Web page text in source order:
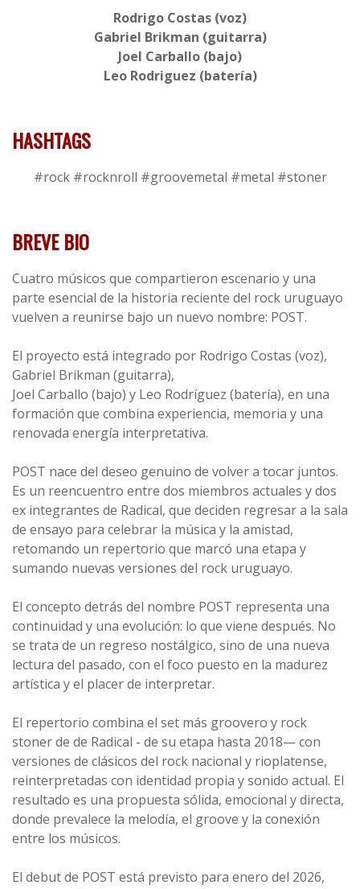
Rodrigo Costas (voz)
Gabriel Brikman (guitarra)
Joel Carballo (bajo)
Leo Rodriguez (batería)
HASHTAGS
#rock #rocknroll #groovemetal #metal #stoner
BREVE BIO
Cuatro músicos que compartieron escenario y una
parte esencial de la historia reciente del rock uruguayo
vuelven a reunirse bajo un nuevo nombre: POST.
El proyecto está integrado por Rodrigo Costas (voz),
Gabriel Brikman (guitarra),
Joel Carballo (bajo) y Leo Rodríguez (batería), en una
formación que combina experiencia, memoria y una
renovada energía interpretativa.
POST nace del deseo genuino de volver a tocar juntos.
Es un reencuentro entre dos miembros actuales y dos
ex integrantes de Radical, que deciden regresar a la sala
de ensayo para celebrar la música y la amistad,
retomando un repertorio que marcó una etapa y
sumando nuevas versiones del rock uruguayo.
El concepto detrás del nombre POST representa una
continuidad y una evolución: lo que viene después. No
se trata de un regreso nostálgico, sino de una nueva
lectura del pasado, con el foco puesto en la madurez
artística y el placer de interpretar.
El repertorio combina el set más groovero y rock
stoner de de Radical - de su etapa hasta 2018— con
versiones de clásicos del rock nacional y rioplatense,
reinterpretadas con identidad propia y sonido actual. El
resultado es una propuesta sólida, emocional y directa,
donde prevalece la melodía, el groove y la conexión
entre los músicos.
El debut de POST está previsto para enero del 2026,